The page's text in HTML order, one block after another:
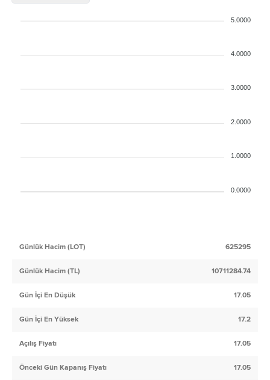
5.0000
4.0000
3.0000
2.0000
1.0000
0.0000
Günlük Hacim (LOT) 625295
Günlük Hacim (TL) 10711284.74
Gün İçi En Düşük 17.05
Gün İçi En Yüksek 17.2
Açılış Fiyatı 17.05
Önceki Gün Kapanış Fiyatı 17.05